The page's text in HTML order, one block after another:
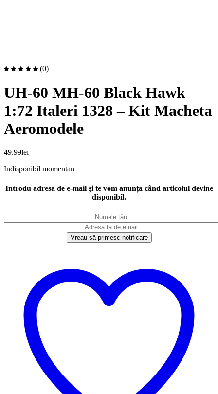
(0)
UH-60 MH-60 Black Hawk
1:72 Italeri 1328 – Kit Macheta
Aeromodele
49.99lei
Indisponibil momentan
Introdu adresa de e-mail și te vom anunța când articolul devine
disponibil.
Vreau să primesc notificare